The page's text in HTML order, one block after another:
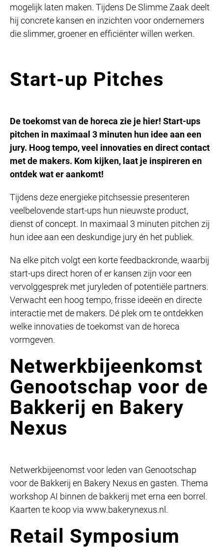
mogelijk laten maken. Tijdens De Slimme Zaak deelt
hij concrete kansen en inzichten voor ondernemers
die slimmer, groener en efficiënter willen werken.
Start-up Pitches
De toekomst van de horeca zie je hier! Start-ups
pitchen in maximaal 3 minuten hun idee aan een
jury. Hoog tempo, veel innovaties en direct contact
met de makers. Kom kijken, laat je inspireren en
ontdek wat er aankomt!
Tijdens deze energieke pitchsessie presenteren
veelbelovende start-ups hun nieuwste product,
dienst of concept. In maximaal 3 minuten pitchen zij
hun idee aan een deskundige jury én het publiek.
Na elke pitch volgt een korte feedbackronde, waarbij
start-ups direct horen of er kansen zijn voor een
vervolggesprek met juryleden of potentiële partners.
Verwacht een hoog tempo, frisse ideeën en directe
interactie met de makers. Dé plek om te ontdekken
welke innovaties de toekomst van de horeca
vormgeven.
Netwerkbijeenkomst
Genootschap voor de
Bakkerij en Bakery
Nexus
Netwerkbijeenomst voor leden van Genootschap
voor de Bakkerij en Bakery Nexus en gasten. Thema
workshop AI binnen de bakkerij met erna een borrel.
Kaarten te koop via www.bakerynexus.nl.
Retail Symposium